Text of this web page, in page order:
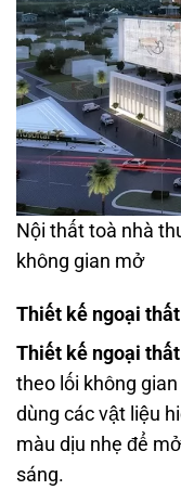
Nội thất toà nhà
không gian mở
Thiết kế ngoại thất
Thiết kế ngoại
theo lối không
dùng các vật liệu
màu dịu nhẹ để
sáng.